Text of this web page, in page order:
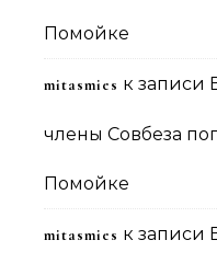
Помойке
mitasmies к записи
члены Совбеза
Помойке
mitasmies к записи